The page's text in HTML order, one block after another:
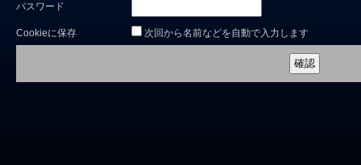
パスワード
Cookieに保存 次回から名前などを自動で入力します